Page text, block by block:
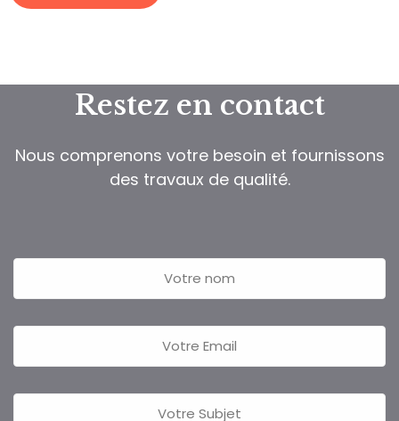
Restez en contact
Nous comprenons votre besoin et fournissons
des travaux de qualité.